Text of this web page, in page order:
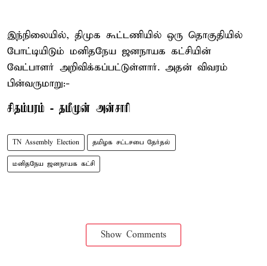
இந்நிலையில், திமுக கூட்டணியில் ஒரு தொகுதியில்
போட்டியிடும் மனிதநேய ஜனநாயக கட்சியின்
வேட்பாளர் அறிவிக்கப்பட்டுள்ளார். அதன் விவரம்
பின்வருமாறு:-
சிதம்பரம் - தமீமுன் அன்சாரி
TN Assembly Election தமிழக சட்டசபை தேர்தல்
மனிதநேய ஜனநாயக கட்சி
Show Comments